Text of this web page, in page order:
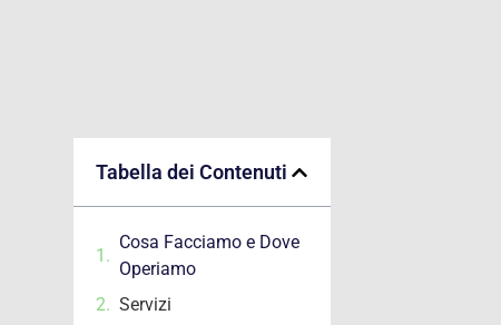
Tabella dei Contenuti
Cosa Facciamo e Dove
Operiamo
Servizi